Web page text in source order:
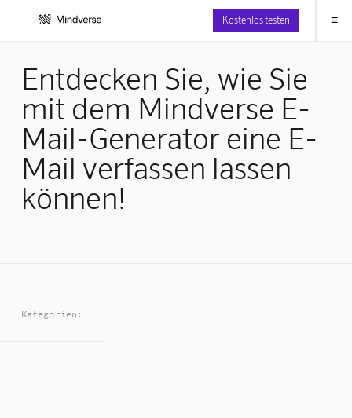
Kostenlos testen ≡
Entdecken Sie, wie Sie
mit dem Mindverse E-
Mail-Generator eine E-
Mail verfassen lassen
können!
Kategorien: